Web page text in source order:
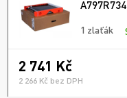
1 zlaťák
2 741 Kč
2 266 Kč bez DPH